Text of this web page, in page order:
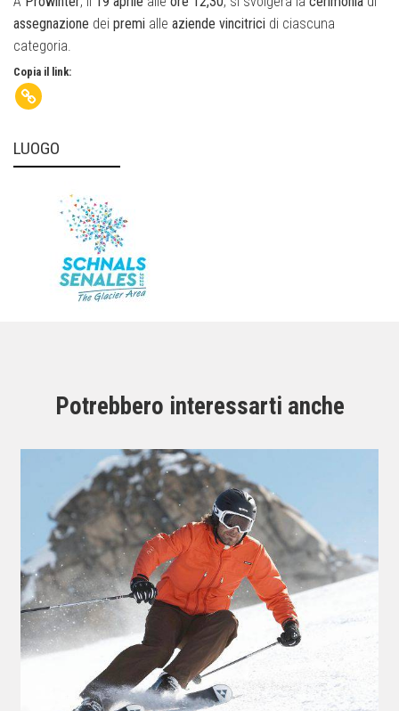
assegnazione dei premi alle aziende vincitrici di ciascuna
categoria.
Copia il link:
LUOGO
Potrebbero interessarti anche